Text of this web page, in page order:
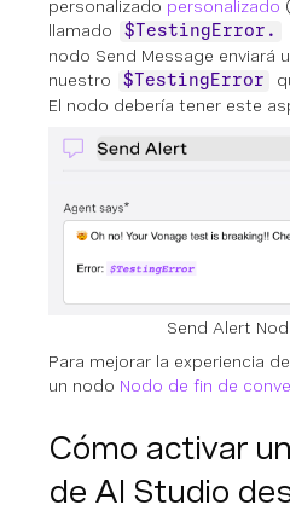
personalizado personalizado
llamado
$TestingError.
nodo Send Message enviará
nuestro
$TestingError
El nodo debería tener este
Send Alert
Para mejorar la experiencia
un nodo Nodo de fin de
Cómo activar
de AI Studio